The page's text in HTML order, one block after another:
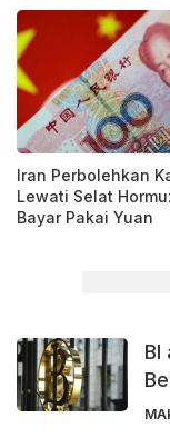
Iran Perbolehkan
Lewati Selat
Bayar Pakai Yuan
BI